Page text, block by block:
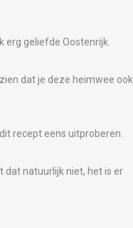
erg geliefde Oostenrijk.
dat je deze heimwee ook
recept eens uitproberen.
dat natuurlijk niet, het is er